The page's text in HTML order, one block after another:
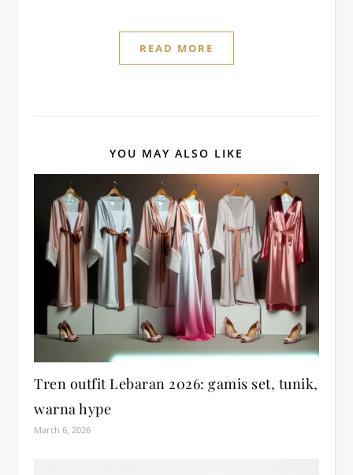
READ MORE
YOU MAY ALSO LIKE
Tren outfit Lebaran 2026: gamis set, tunik,
warna hype
March 6, 2026